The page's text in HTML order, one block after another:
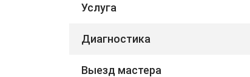
Услуга
Диагностика
Выезд мастера